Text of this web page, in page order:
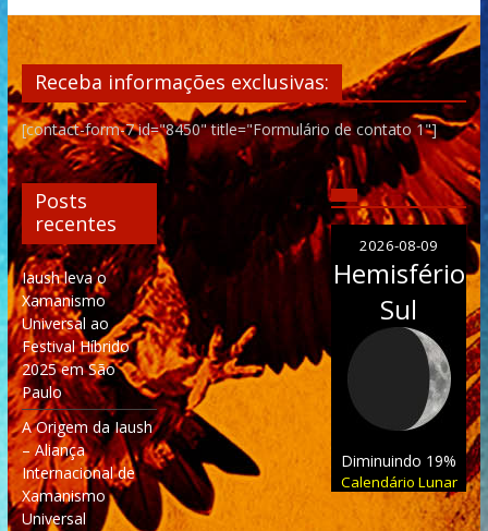
Receba informações exclusivas:
[contact-form-7 id="8450" title="Formulário de contato 1"]
Posts
recentes
Iaush leva o
Xamanismo
Universal ao
Festival Híbrido
2025 em São
Paulo
A Origem da Iaush
– Aliança
Internacional de
Xamanismo
Universal
2026-08-09
Hemisfério
Sul
Diminuindo 19%
Calendário Lunar